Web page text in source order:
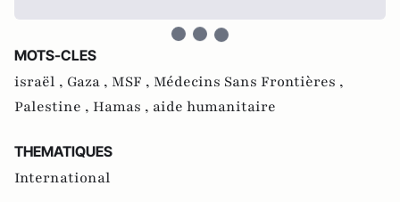
MOTS-CLES
israël , Gaza , MSF , Médecins Sans Frontières ,
Palestine , Hamas , aide humanitaire
THEMATIQUES
International